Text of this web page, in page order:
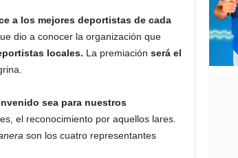
a los mejores deportistas de cada
dio a conocer la organización que
locales. La premiación será el
sea para nuestros
el reconocimiento por aquellos lares.
son los cuatro representantes